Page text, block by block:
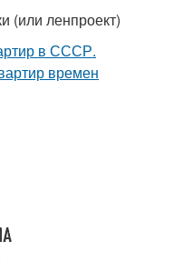
(или ленпроект)